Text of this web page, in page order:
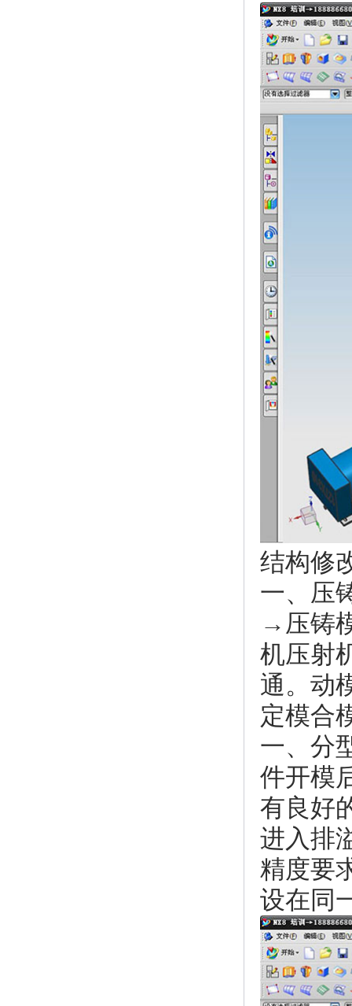
结构修
一、压
→压铸
机压射
通。动
定模合
一、分
件开模
有良好
进入排
精度要
设在同